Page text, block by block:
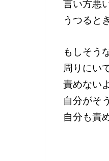
言い方悪
うつると
もしそう
周りにい
責めない
自分がそ
自分も責